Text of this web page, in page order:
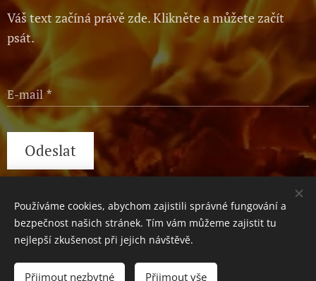
Do košíku
Váš text začíná právě zde. Klikněte a můžete začít
psát.
E-mail
Odeslat
Václavské náměstí 1, Praha, 110 00 Cookies
Používáme cookies, abychom zajistili správné fungování a
bezpečnost našich stránek. Tím vám můžeme zajistit tu
nejlepší zkušenost při jejich návštěvě.
Přijmout nezbytné Přijmout vše